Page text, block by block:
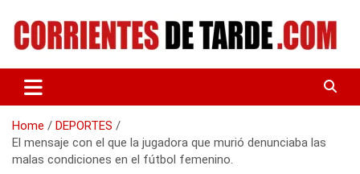
content
CORRIENTES DE TARDE
Home
DEPORTES
El mensaje con el que la jugadora que murió denunciaba las
malas condiciones en el fútbol femenino.